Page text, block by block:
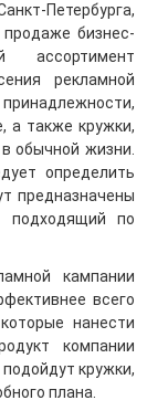
бизнес-
ассортимент
рекламной
а также кружки,
обычной жизни.
определить
предназначены
подходящий по
кампании
всего
нанести
компании
кружки,
плана.